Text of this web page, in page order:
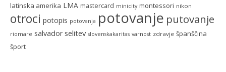
latinska amerika LMA mastercard minicity montessori nikon
otroci potopis potovanja potovanje putovanje
riomare salvador selitev slovenskakaritas varnost zdravje španščina
šport